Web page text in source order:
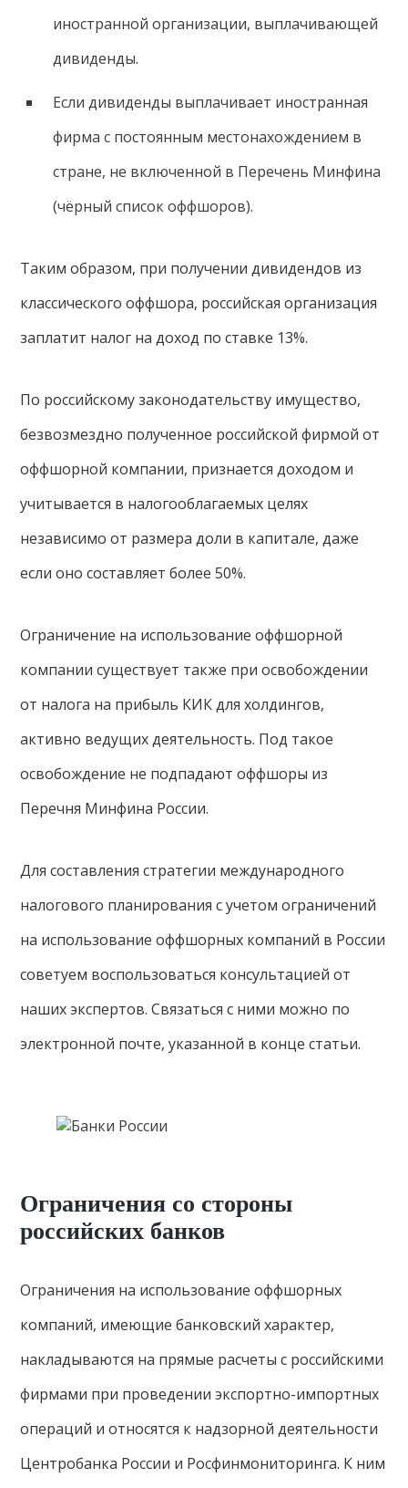
иностранной организации, выплачивающей
дивиденды.
Если дивиденды выплачивает иностранная
фирма с постоянным местонахождением в
стране, не включенной в Перечень Минфина
(чёрный список оффшоров).
Таким образом, при получении дивидендов из
классического оффшора, российская организация
заплатит налог на доход по ставке 13%.
По российскому законодательству имущество,
безвозмездно полученное российской фирмой от
оффшорной компании, признается доходом и
учитывается в налогооблагаемых целях
независимо от размера доли в капитале, даже
если оно составляет более 50%.
Ограничение на использование оффшорной
компании существует также при освобождении
от налога на прибыль КИК для холдингов,
активно ведущих деятельность. Под такое
освобождение не подпадают оффшоры из
Перечня Минфина России.
Для составления стратегии международного
налогового планирования с учетом ограничений
на использование оффшорных компаний в России
советуем воспользоваться консультацией от
наших экспертов. Связаться с ними можно по
электронной почте, указанной в конце статьи.
Ограничения со стороны
российских банков
Ограничения на использование оффшорных
компаний, имеющие банковский характер,
накладываются на прямые расчеты с российскими
фирмами при проведении экспортно-импортных
операций и относятся к надзорной деятельности
Центробанка России и Росфинмониторинга. К ним